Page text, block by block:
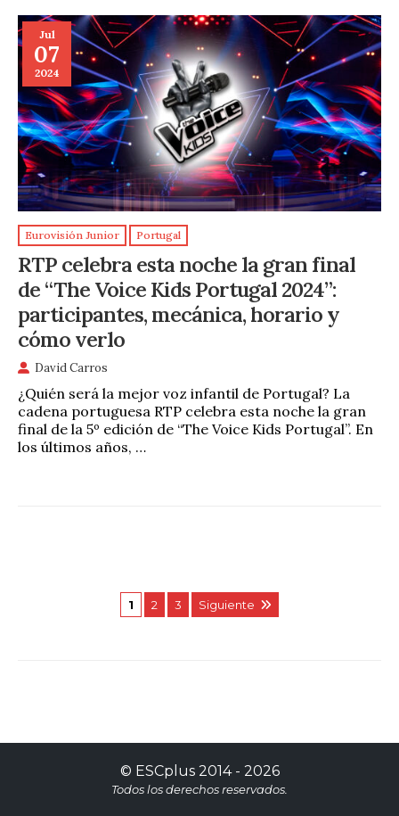
Jul
07
2024
Eurovisión Junior Portugal
RTP celebra esta noche la gran final
de “The Voice Kids Portugal 2024”:
participantes, mecánica, horario y
cómo verlo
David Carros
¿Quién será la mejor voz infantil de Portugal? La
cadena portuguesa RTP celebra esta noche la gran
final de la 5º edición de “The Voice Kids Portugal”. En
los últimos años, …
1 2 3 Siguiente
© ESCplus2014 - 2026
Todos los derechos reservados.